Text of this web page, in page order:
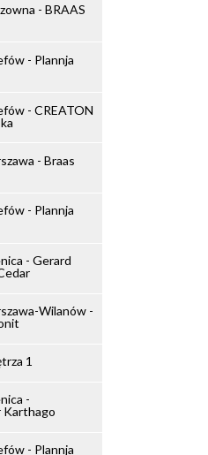
- BRAAS
- Plannja
- CREATON
- Braas
- Plannja
- Gerard
Wilanów -
1
-
- Plannja